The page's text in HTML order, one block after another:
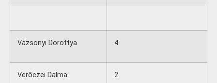
Vázsonyi Dorottya 4
Verőczei Dalma 2